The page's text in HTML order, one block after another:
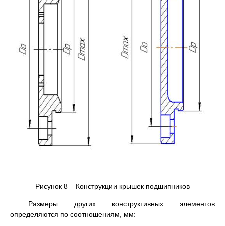
Рисунок 8 – Конструкции крышек подшипников
Размеры других конструктивных элементов
определяются по соотношениям, мм: